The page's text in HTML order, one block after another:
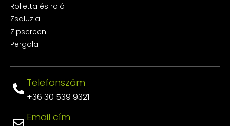
Rolletta és roló
Zsaluzia
Zipscreen
Pergola
+36 30 539 9321
Telefonszám
Email cím